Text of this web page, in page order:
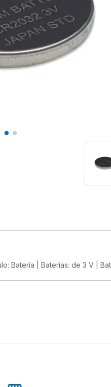
Batería | Baterías: de 3 V |
10.